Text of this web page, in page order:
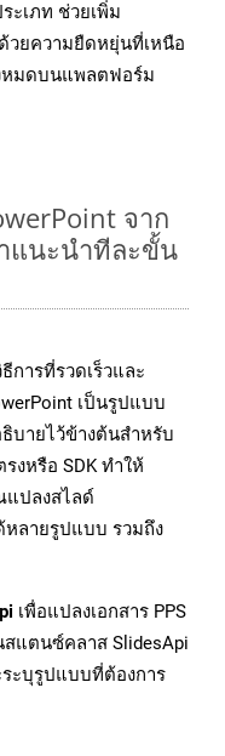
ะเภท ช่วยเพิ่ม
ยความยืดหยุ่นที่เหนือ
หมดบนแพลตฟอร์ม
จาก
แนะนำทีละขั้น
การที่รวดเร็วและ
เป็นรูปแบบ
บายไว้ข้างต้นสำหรับ
รงหรือ SDK ทำให้
แปลงสไลด์
หลายรูปแบบ รวมถึง
เพื่อแปลงเอกสาร PPS
แตนซ์คลาส SlidesApi
ระบุรูปแบบที่ต้องการ